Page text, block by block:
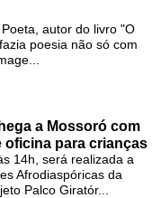
autor do livro "O
poesia não só com
a Mossoró com
oficina para crianças
14h, será realizada a
Afrodiaspóricas da
Palco Giratór...